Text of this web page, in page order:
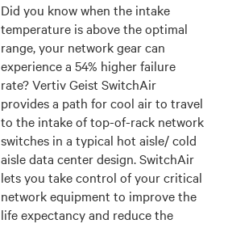
Did you know when the intake
temperature is above the optimal
range, your network gear can
experience a 54% higher failure
rate? Vertiv Geist SwitchAir
provides a path for cool air to travel
to the intake of top-of-rack network
switches in a typical hot aisle/ cold
aisle data center design. SwitchAir
lets you take control of your critical
network equipment to improve the
life expectancy and reduce the